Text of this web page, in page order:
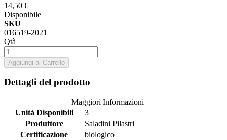
14,50 €
Disponibile
SKU
016519-2021
Qtà
Aggiungi al Carrello
Dettagli del prodotto
Maggiori Informazioni
Unità Disponibili
3
Produttore
Saladini Pilastri
Certificazione
biologico